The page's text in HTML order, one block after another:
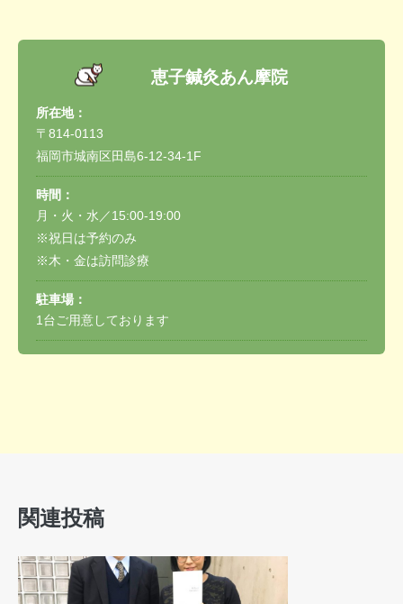
恵子鍼灸あん摩院
所在地：
〒814-0113
福岡市城南区田島6-12-34-1F
時間：
月・火・水／15:00-19:00
※祝日は予約のみ
※木・金は訪問診療
駐車場：
1台ご用意しております
関連投稿